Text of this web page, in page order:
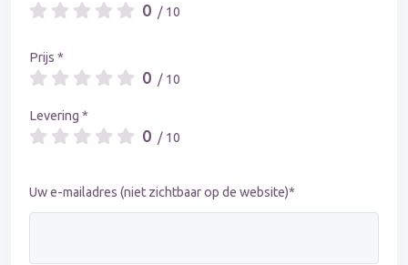
0 / 10
Prijs *
0 / 10
Levering *
0 / 10
Uw e-mailadres (niet zichtbaar op de website)*